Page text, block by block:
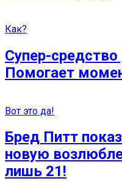
Как?
Супер-
Помогает
Вот это да!
Бред Питт
новую
лишь 21!